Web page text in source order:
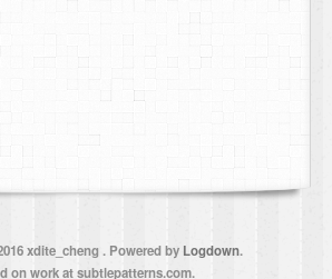
xdite_cheng . Powered by Logdown.
on work at subtlepatterns.com.